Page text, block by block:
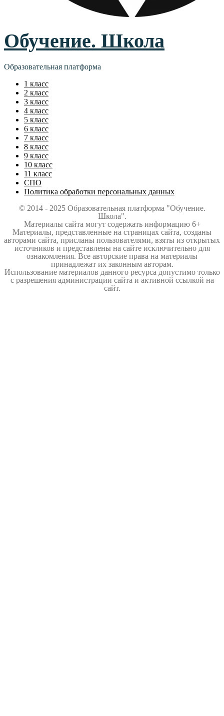
Обучение. Школа
Образовательная платформа
1 класс
2 класс
3 класс
4 класс
5 класс
6 класс
7 класс
8 класс
9 класс
10 класс
11 класс
СПО
Политика обработки персональных данных
© 2014 - 2025 Образовательная платформа "Обучение.
Школа".
Материалы сайта могут содержать информацию 6+
Материалы, представленные на страницах сайта, созданы
авторами сайта, присланы пользователями, взяты из открытых
источников и представлены на сайте исключительно для
ознакомления. Все авторские права на материалы
принадлежат их законным авторам.
Использование материалов данного ресурса допустимо только
с разрешения администрации сайта и активной ссылкой на
сайт.